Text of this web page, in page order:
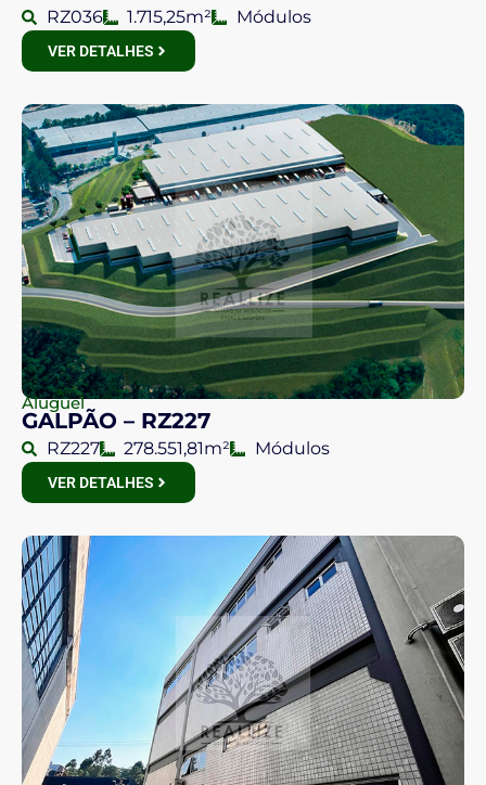
RZ036 1.715,25m² Módulos
VER DETALHES
Aluguel
GALPÃO – RZ227
RZ227 278.551,81m² Módulos
VER DETALHES